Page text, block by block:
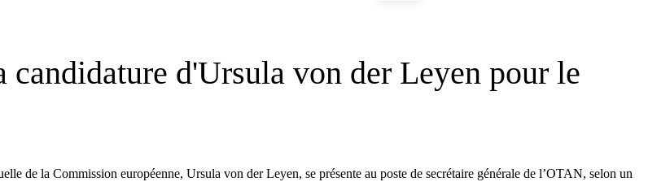
candidature d'Ursula von der Leyen pour le
de la Commission européenne, Ursula von der Leyen, se présente au poste de secrétaire générale de l’OTAN, selon un